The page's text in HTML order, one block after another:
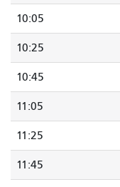
10:05
10:25
10:45
11:05
11:25
11:45